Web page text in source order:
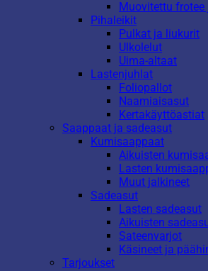
Muovitettu
Pihaleikit
Pulkat ja liukurit
Ulkolelut
Uima-altaat
Lastenjuhlat
Foliopallot
Naamiaisasut
Kertakäyttöastiat
Saappaat ja sadeasut
Kumisaappaat
Aikuisten
Lasten
Muut jalkineet
Sadeasut
Lasten sadeasut
Aikuisten
Sateenvarjot
Käsineet ja
Tarjoukset